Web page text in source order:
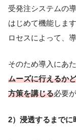
受発注システムの
はじめて機能しま
ロセスによって、
そのため導入にあた
ムーズに行えるか
方策を講じる必要
2）浸透するまでに